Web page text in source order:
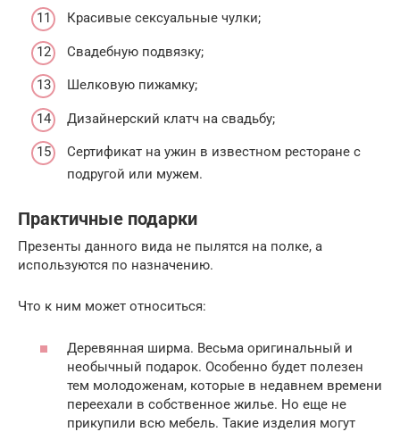
Красивые сексуальные чулки;
Свадебную подвязку;
Шелковую пижамку;
Дизайнерский клатч на свадьбу;
Сертификат на ужин в известном ресторане с
подругой или мужем.
Практичные подарки
Презенты данного вида не пылятся на полке, а
используются по назначению.
Что к ним может относиться:
Деревянная ширма. Весьма оригинальный и
необычный подарок. Особенно будет полезен
тем молодоженам, которые в недавнем времени
переехали в собственное жилье. Но еще не
прикупили всю мебель. Такие изделия могут